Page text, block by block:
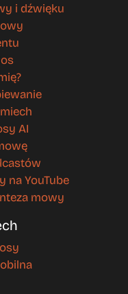
i dźwięku
AI
na YouTube
mowy